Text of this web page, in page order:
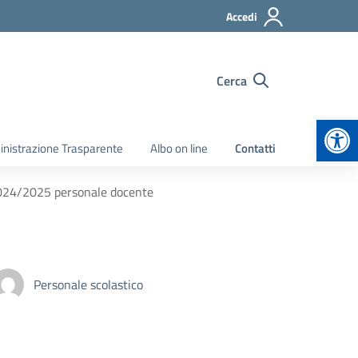
Accedi
Cerca
Trasparente Albo on line Contatti
2025 personale docente
Personale scolastico